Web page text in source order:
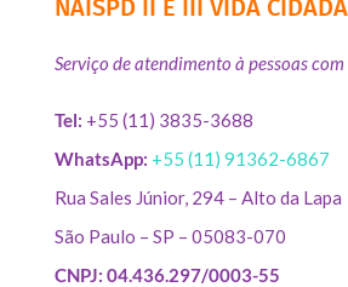
NAISPD II E III VIDA CIDADÃ
Serviço de atendimento à pessoas
Tel: +55 (11) 3835-3688
WhatsApp: +55 (11) 91362-6867
Rua Sales Júnior, 294 – Alto da Lapa
São Paulo – SP – 05083-070
CNPJ: 04.436.297/0003-55